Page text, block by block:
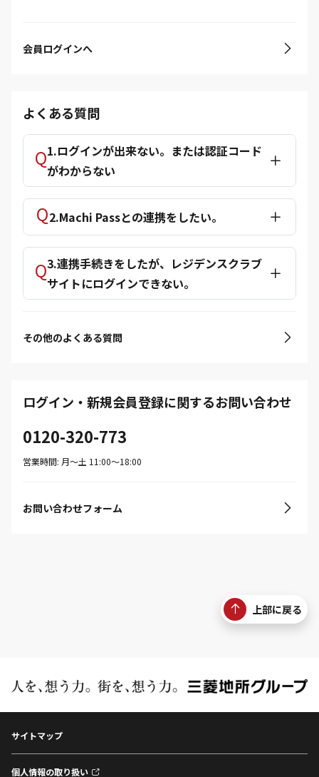
会員ログインへ
よくある質問
1.ログインが出来ない。または認証コード
がわからない
2.Machi Passとの連携をしたい。
3.連携手続きをしたが、レジデンスクラブ
サイトにログインできない。
その他のよくある質問
ログイン・新規会員登録に関するお問い合わせ
0120-320-773
営業時間: 月〜土 11:00〜18:00
お問い合わせフォーム
上部に戻る
サイトマップ
個人情報の取り扱い